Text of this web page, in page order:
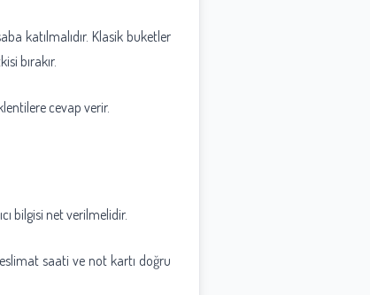
katılmalıdır. Klasik buketler
bırakır.
cevap verir.
bilgisi net verilmelidir.
saati ve not kartı doğru